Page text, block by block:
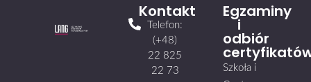
Kontakt
Telefon:
(+48)
22 825
22 73
Egzaminy
i
odbiór
Szkoła i